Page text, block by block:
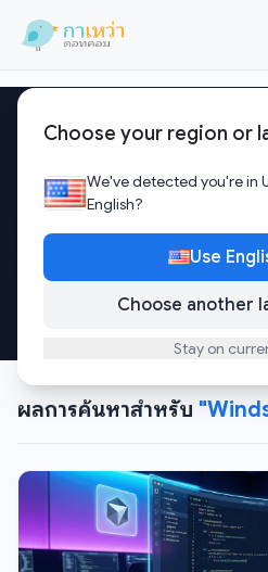
Choose your region or
We've detected you're in
English?
Use
Choose another
Stay on
ค้นหาข่าวและ
คำค้นยอดฮิต:เงินดิจิตอล,บิท
ผลการค้นหาสำหรับ